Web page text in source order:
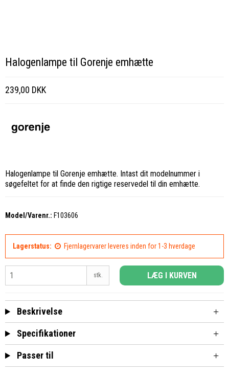
Halogenlampe til Gorenje emhætte
239,00 DKK
Halogenlampe til Gorenje emhætte. Intast dit modelnummer i
søgefeltet for at finde den rigtige reservedel til din emhætte.
Model/Varenr.: F103606
Lagerstatus: Fjernlagervarer leveres inden for 1-3 hverdage
stk. LÆG I KURVEN
Beskrivelse
Specifikationer
Passer til